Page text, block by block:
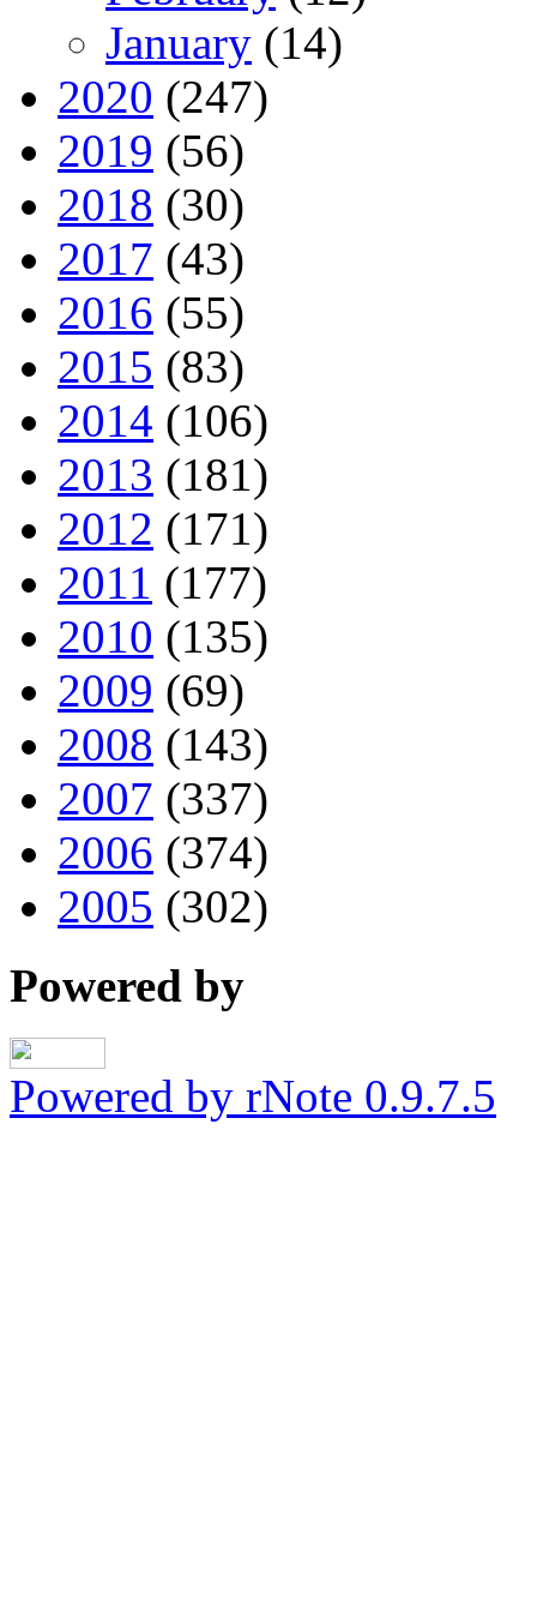
January (14)
2020 (247)
2019 (56)
2018 (30)
2017 (43)
2016 (55)
2015 (83)
2014 (106)
2013 (181)
2012 (171)
2011 (177)
2010 (135)
2009 (69)
2008 (143)
2007 (337)
2006 (374)
2005 (302)
Powered by
Powered by rNote 0.9.7.5